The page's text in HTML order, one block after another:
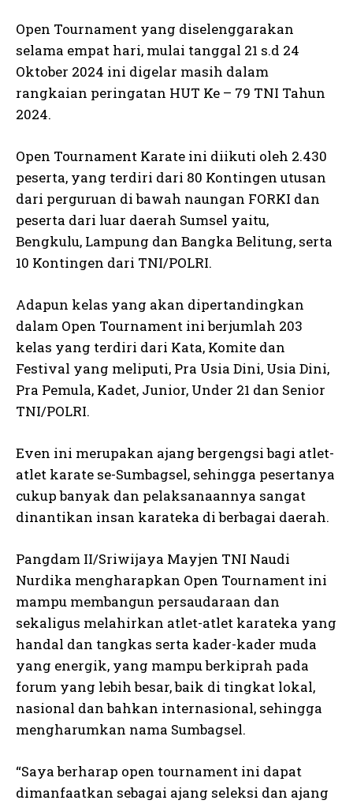
Open Tournament yang diselenggarakan
selama empat hari, mulai tanggal 21 s.d 24
Oktober 2024 ini digelar masih dalam
rangkaian peringatan HUT Ke – 79 TNI Tahun
2024.
Open Tournament Karate ini diikuti oleh 2.430
peserta, yang terdiri dari 80 Kontingen utusan
dari perguruan di bawah naungan FORKI dan
peserta dari luar daerah Sumsel yaitu,
Bengkulu, Lampung dan Bangka Belitung, serta
10 Kontingen dari TNI/POLRI.
Adapun kelas yang akan dipertandingkan
dalam Open Tournament ini berjumlah 203
kelas yang terdiri dari Kata, Komite dan
Festival yang meliputi, Pra Usia Dini, Usia Dini,
Pra Pemula, Kadet, Junior, Under 21 dan Senior
TNI/POLRI.
Even ini merupakan ajang bergengsi bagi atlet-
atlet karate se-Sumbagsel, sehingga pesertanya
cukup banyak dan pelaksanaannya sangat
dinantikan insan karateka di berbagai daerah.
Pangdam II/Sriwijaya Mayjen TNI Naudi
Nurdika mengharapkan Open Tournament ini
mampu membangun persaudaraan dan
sekaligus melahirkan atlet-atlet karateka yang
handal dan tangkas serta kader-kader muda
yang energik, yang mampu berkiprah pada
forum yang lebih besar, baik di tingkat lokal,
nasional dan bahkan internasional, sehingga
mengharumkan nama Sumbagsel.
“Saya berharap open tournament ini dapat
dimanfaatkan sebagai ajang seleksi dan ajang